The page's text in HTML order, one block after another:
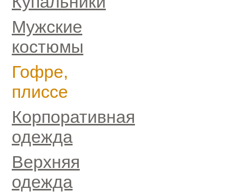
Мужские
костюмы
Гофре,
плиссе
Корпоративная
одежда
Верхняя
одежда